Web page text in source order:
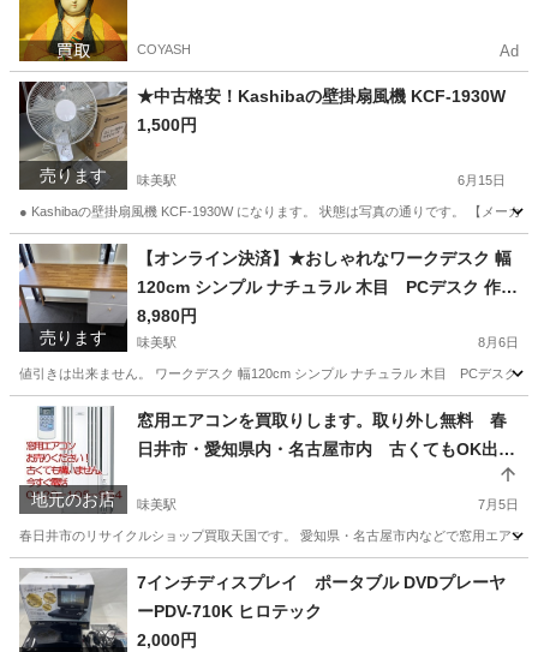
COYASH Ad
売ります
★中古格安！Kashibaの壁掛扇風機 KCF-1930W
1,500円
味美駅 6月15日
● Kashibaの壁掛扇風機 KCF-1930W になります。 状態は写真の通りです。 【メーカ
愛知 春日井市 味美駅 季節、空調家電
売ります
【オンライン決済】★おしゃれなワークデスク 幅
120cm シンプル ナチュラル 木目 PCデスク 作業
台 勉強机 AR-DT03
8,980円
味美駅 8月6日
値引きは出来ません。 ワークデスク 幅120cm シンプル ナチュラル 木目 PCデスク
愛知 春日井市 味美駅 テーブル
地元のお店
窓用エアコンを買取りします。取り外し無料 春
日井市・愛知県内・名古屋市内 古くてもOK出張
味美駅 7月5日
春日井市のリサイクルショップ買取天国です。 愛知県・名古屋市内などで窓用エア
愛知 春日井市 味美駅 リサイクルショップ 無料
7インチディスプレイ ポータブル DVDプレーヤ
ーPDV-710K ヒロテック
2,000円